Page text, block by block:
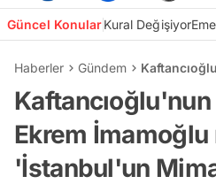
Güncel KonularKural Değişiyor
Haberler Gündem
Ekrem İmamoğlu
'İstanbul'un